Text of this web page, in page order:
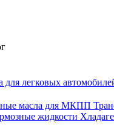
легковых
масла для МКПП
жидкости